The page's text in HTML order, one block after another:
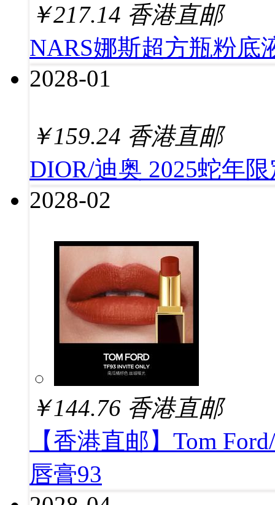
￥217.14 香港直邮
NARS娜斯超方瓶粉底
2028-01
￥159.24 香港直邮
DIOR/迪奥 2025蛇年
2028-02
￥144.76 香港直邮
【香港直邮】Tom
唇膏93